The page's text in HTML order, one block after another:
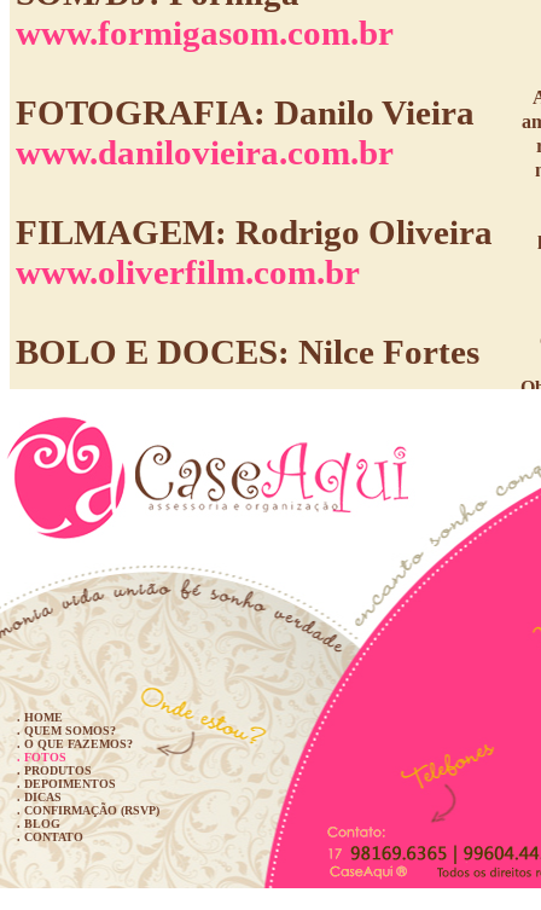
www.formigasom.com.br
FOTOGRAFIA: Danilo Vieira
www.danilovieira.com.br
FILMAGEM: Rodrigo Oliveira
www.oliverfilm.com.br
BOLO E DOCES: Nilce Fortes
CABELO/MAQUIAGEM: Salão
. HOME
. QUEM SOMOS?
. O QUE FAZEMOS?
. FOTOS
. PRODUTOS
. DEPOIMENTOS
. DICAS
. CONFIRMAÇÃO (RSVP)
. BLOG
. CONTATO